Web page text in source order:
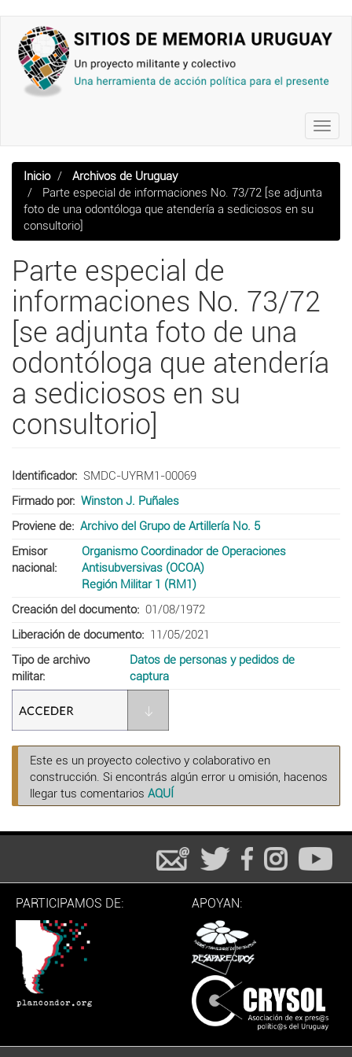
contenido
principal
Inicio
Archivos de Uruguay
Parte especial de informaciones No. 73/72 [se adjunta
foto de una odontóloga que atendería a sediciosos en su
consultorio]
Parte especial de
informaciones No. 73/72
[se adjunta foto de una
odontóloga que atendería
a sediciosos en su
consultorio]
Identificador
SMDC-UYRM1-00069
Firmado por
Winston J. Puñales
Proviene de
Archivo del Grupo de Artillería No. 5
Emisor
nacional
Organismo Coordinador de Operaciones
Antisubversivas (OCOA)
Región Militar 1 (RM1)
Creación del documento
01/08/1972
Liberación de documento
11/05/2021
Tipo de archivo
militar
Datos de personas y pedidos de
captura
Este es un proyecto colectivo y colaborativo en
construcción. Si encontrás algún error u omisión, hacenos
llegar tus comentarios AQUÍ
PARTICIPAMOS DE: APOYAN: